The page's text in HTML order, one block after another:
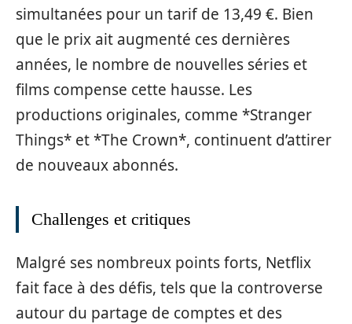
simultanées pour un tarif de 13,49 €. Bien
que le prix ait augmenté ces dernières
années, le nombre de nouvelles séries et
films compense cette hausse. Les
productions originales, comme *Stranger
Things* et *The Crown*, continuent d’attirer
de nouveaux abonnés.
Challenges et critiques
Malgré ses nombreux points forts, Netflix
fait face à des défis, tels que la controverse
autour du partage de comptes et des